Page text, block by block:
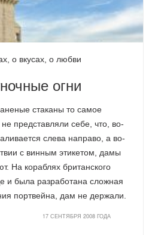
о вкусах, о любви
огни
стаканы то самое
представляли себе, что, во-
слева направо, а во-
с винным этикетом, дамы
На кораблях британского
и была разработана сложная
портвейна, дам не держали.
17 СЕНТЯБРЯ 2008 ГОДА